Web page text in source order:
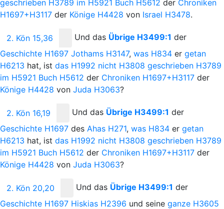
geschrieben H3789 im H5921 Buch H5612 der Chroniken
H1697+H3117 der Könige H4428 von Israel H3478.
2. Kön 15,36 Und das Übrige H3499:1 der
Geschichte H1697 Jothams H3147, was H834 er getan
H6213 hat, ist das H1992 nicht H3808 geschrieben H3789
im H5921 Buch H5612 der Chroniken H1697+H3117 der
Könige H4428 von Juda H3063?
2. Kön 16,19 Und das Übrige H3499:1 der
Geschichte H1697 des Ahas H271, was H834 er getan
H6213 hat, ist das H1992 nicht H3808 geschrieben H3789
im H5921 Buch H5612 der Chroniken H1697+H3117 der
Könige H4428 von Juda H3063?
2. Kön 20,20 Und das Übrige H3499:1 der
Geschichte H1697 Hiskias H2396 und seine ganze H3605